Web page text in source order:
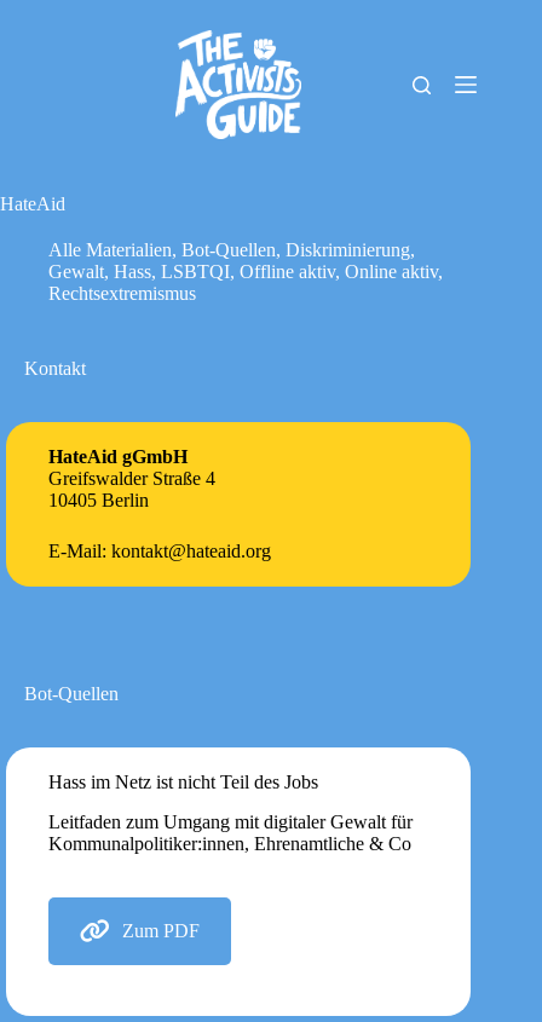
Cookie-
Richtlinie
(EU)
HateAid
Alle Materialien, Bot-Quellen, Diskriminierung,
Gewalt, Hass, LSBTQI, Offline aktiv, Online aktiv,
Rechtsextremismus
Kontakt
HateAid gGmbH
Greifswalder Straße 4
10405 Berlin
E-Mail: kontakt@hateaid.org
Bot-Quellen
Hass im Netz ist nicht Teil des Jobs
Leitfaden zum Umgang mit digitaler Gewalt für
Kommunalpolitiker:innen, Ehrenamtliche & Co
Zum PDF